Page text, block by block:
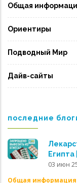
Общая
Ориентиры
Подводный Мир
Дайв-сайты
последние
03 июн
Общая информация